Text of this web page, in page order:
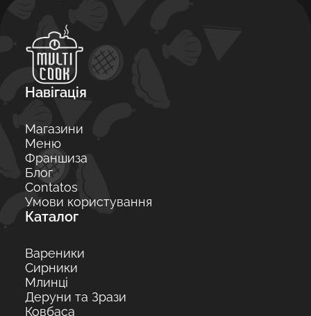
Навігація
Магазини
Меню
Франшиза
Блог
Contatos
Умови користування
Каталог
Вареники
Сирники
Млинці
Деруни та Зрази
Ковбаса